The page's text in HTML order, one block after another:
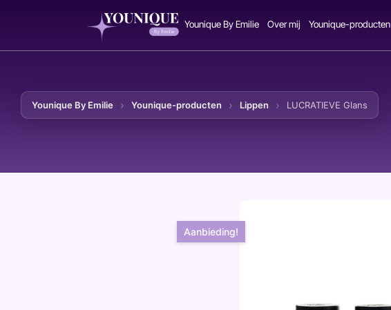
Younique By Emilie Over mij Younique-producten
Younique By Emilie Younique-producten Lippen LUCRATIEVE Glans
Ga naar de inhoud
Aanbieding!